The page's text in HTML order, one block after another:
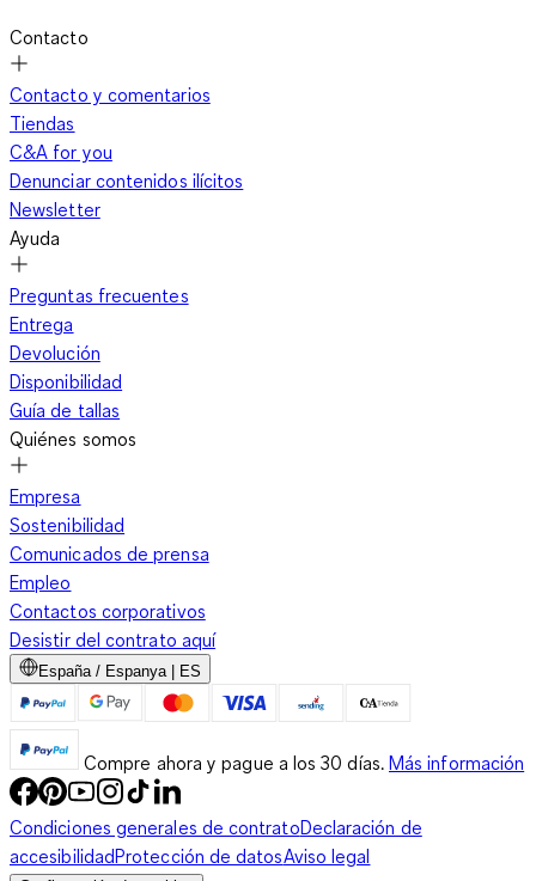
Contacto
Contacto y comentarios
Tiendas
C&A for you
Denunciar contenidos ilícitos
Newsletter
Ayuda
Preguntas frecuentes
Entrega
Devolución
Disponibilidad
Guía de tallas
Quiénes somos
Empresa
Sostenibilidad
Comunicados de prensa
Empleo
Contactos corporativos
Desistir del contrato aquí
España / Espanya | ES
Compre ahora y pague a los 30 días. Más información
Condiciones generales de contratoDeclaración de
accesibilidadProtección de datosAviso legal